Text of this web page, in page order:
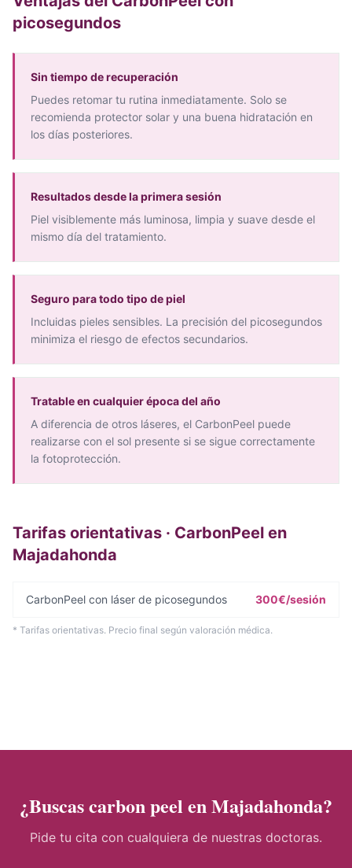
picosegundos
Sin tiempo de recuperación
Puedes retomar tu rutina inmediatamente. Solo se
recomienda protector solar y una buena hidratación en
los días posteriores.
Resultados desde la primera sesión
Piel visiblemente más luminosa, limpia y suave desde el
mismo día del tratamiento.
Seguro para todo tipo de piel
Incluidas pieles sensibles. La precisión del picosegundos
minimiza el riesgo de efectos secundarios.
Tratable en cualquier época del año
A diferencia de otros láseres, el CarbonPeel puede
realizarse con el sol presente si se sigue correctamente
la fotoprotección.
Tarifas orientativas · CarbonPeel en
Majadahonda
CarbonPeel con láser de picosegundos 300€/sesión
* Tarifas orientativas. Precio final según valoración médica.
¿Buscas carbon peel en Majadahonda?
Pide tu cita con cualquiera de nuestras doctoras.